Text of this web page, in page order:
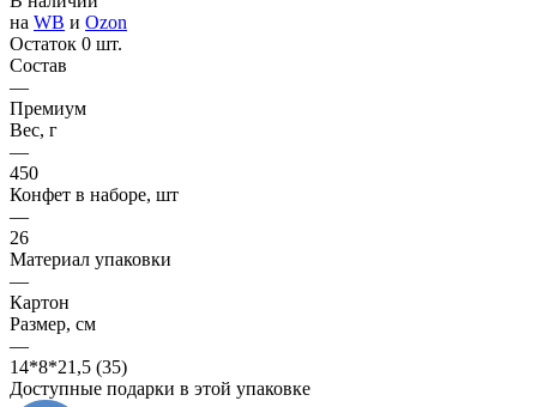
на WB и Ozon
Остаток 0 шт.
Состав
—
Премиум
Вес, г
—
450
Конфет в наборе, шт
—
26
Материал упаковки
—
Картон
Размер, см
—
14*8*21,5 (35)
Доступные подарки в этой упаковке